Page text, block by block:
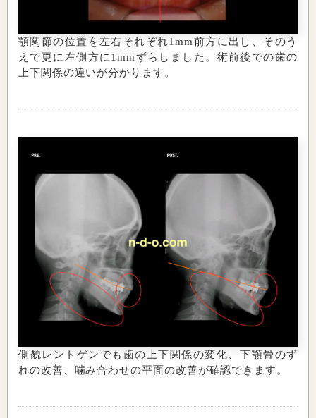
顎関節の位置を左右それぞれ1mm前方に出し、そのう
えで更に左側方に1mmずらしました。術前後での歯の
上下関係の違いが分かります。
側貌レントゲンでも歯の上下関係の変化、下顎骨のず
れの改善、噛み合わせの平面の改善が確認できます。